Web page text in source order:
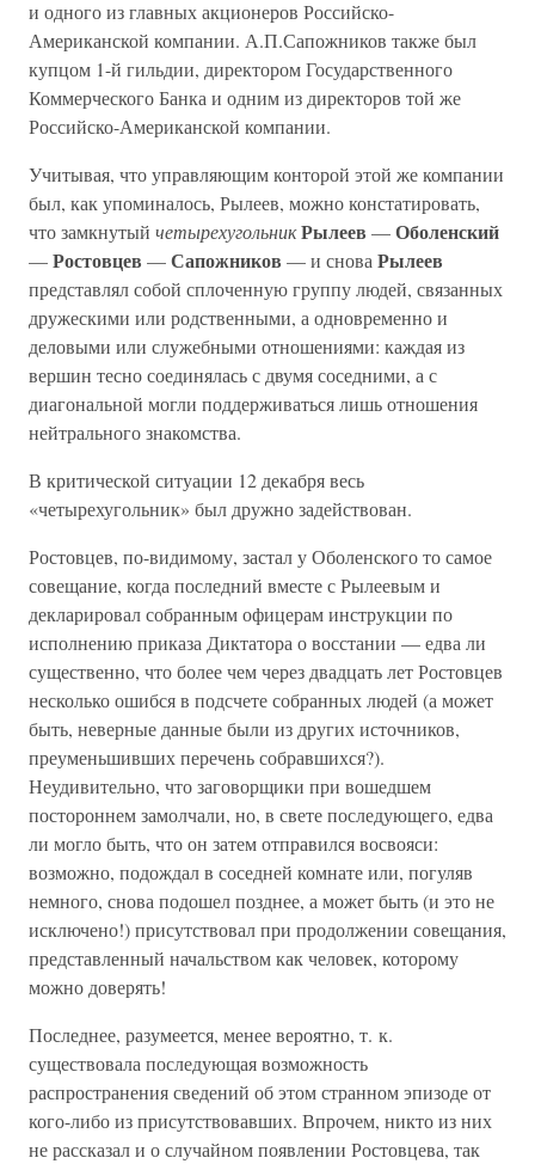
и одного из главных акционеров Российско-
Американской компании. А.П.Сапожников также был
купцом 1-й гильдии, директором Государственного
Коммерческого Банка и одним из директоров той же
Российско-Американской компании.
Учитывая, что управляющим конторой этой же компании
был, как упоминалось, Рылеев, можно констатировать,
что замкнутый четырехугольникРылеев —Оболенский
—Ростовцев —Сапожников — и снова Рылеев
представлял собой сплоченную группу людей, связанных
дружескими или родственными, а одновременно и
деловыми или служебными отношениями: каждая из
вершин тесно соединялась с двумя соседними, а с
диагональной могли поддерживаться лишь отношения
нейтрального знакомства.
В критической ситуации 12 декабря весь
«четырехугольник» был дружно задействован.
Ростовцев, по-видимому, застал у Оболенского то самое
совещание, когда последний вместе с Рылеевым и
декларировал собранным офицерам инструкции по
исполнению приказа Диктатора о восстании — едва ли
существенно, что более чем через двадцать лет Ростовцев
несколько ошибся в подсчете собранных людей (а может
быть, неверные данные были из других источников,
преуменьшивших перечень собравшихся?).
Неудивительно, что заговорщики при вошедшем
постороннем замолчали, но, в свете последующего, едва
ли могло быть, что он затем отправился восвояси:
возможно, подождал в соседней комнате или, погуляв
немного, снова подошел позднее, а может быть (и это не
исключено!) присутствовал при продолжении совещания,
представленный начальством как человек, которому
можно доверять!
Последнее, разумеется, менее вероятно, т. к.
существовала последующая возможность
распространения сведений об этом странном эпизоде от
кого-либо из присутствовавших. Впрочем, никто из них
не рассказал и о случайном появлении Ростовцева, так